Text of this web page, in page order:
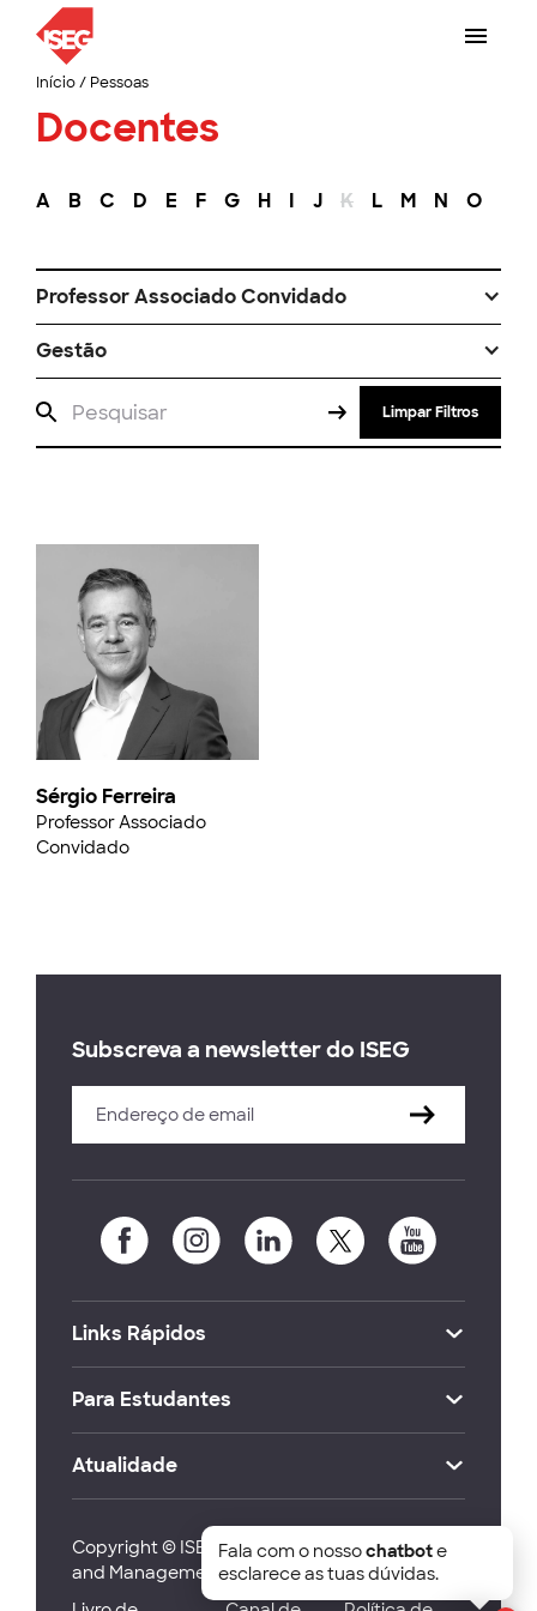
Início/ Pessoas
Docentes
A B C D E F G H I J K L M N O
Professor Associado Convidado
Gestão
Limpar Filtros
Sérgio Ferreira
Professor Associado
Convidado
Subscreva a newsletter do ISEG
Links Rápidos
Para Estudantes
Atualidade
Copyright © ISEG Lisbon School of Economics
and Management 2026
Fala com o nossochatbote
esclarece as tuas dúvidas.